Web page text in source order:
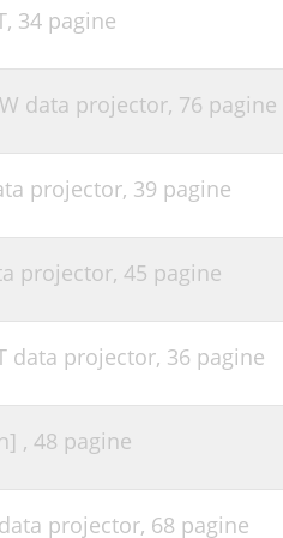
33
34
35
38
40
34 pagine
data projector, 76 pagine
projector, 39 pagine
projector, 45 pagine
data projector, 36 pagine
, 48 pagine
projector, 68 pagine